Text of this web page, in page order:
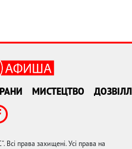
МИСТЕЦТВО
права захищені. Усі права на